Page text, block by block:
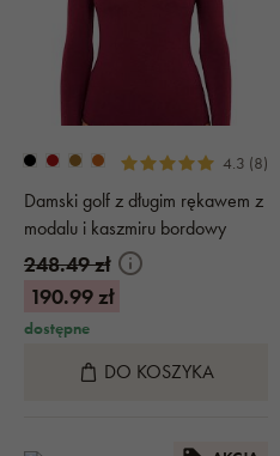
4.3 (8)
Damski golf z długim rękawem z
modalu i kaszmiru bordowy
248.49 zł
190.99 zł
dostępne
DO KOSZYKA